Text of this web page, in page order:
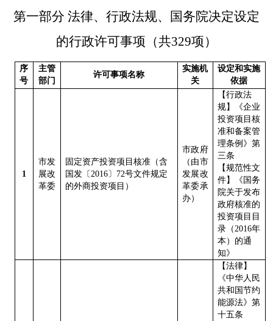
第一部分 法律、行政法规、国务院决定设定
的行政许可事项（共329项）
序
号
主管
部门
许可事项名称
实施机
关
设定和实施
依据
1
市发
展改
革委
固定资产投资项目核准（含
国发〔 2016 〕 72号文件规定
的外商投资项目）
市政府
（由市
发展改
革委承
办）
【行政法
规】《企业
投资项目核
准和备案管
理条例》第
三条
【规范性文
件】《国务
院关于发布
政府核准的
投资项目目
录（ 2016年
本）的通
知》
【法律】
《中华人民
共和国节约
能源法》第
十五条